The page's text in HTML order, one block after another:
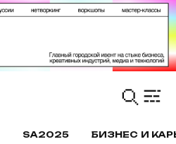
SA2025 БИЗНЕС И